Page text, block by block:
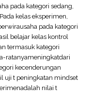
pada kategori sedang,
kelas eksperimen,
pada kategori
belajar kelas kontrol
termasuk kategori
ratanyameningkatdari
kecenderungan
uji t peningkatan mindset
nilai t